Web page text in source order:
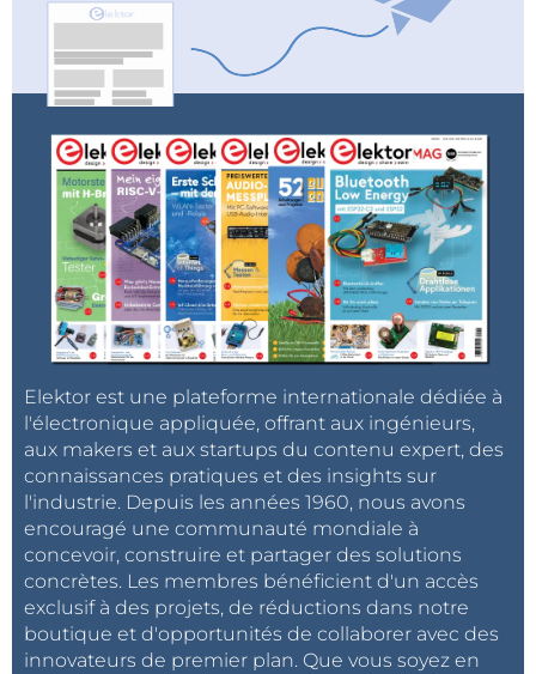
Elektor est une plateforme internationale dédiée à
l'électronique appliquée, offrant aux ingénieurs,
aux makers et aux startups du contenu expert, des
connaissances pratiques et des insights sur
l'industrie. Depuis les années 1960, nous avons
encouragé une communauté mondiale à
concevoir, construire et partager des solutions
concrètes. Les membres bénéficient d'un accès
exclusif à des projets, de réductions dans notre
boutique et d'opportunités de collaborer avec des
innovateurs de premier plan. Que vous soyez en